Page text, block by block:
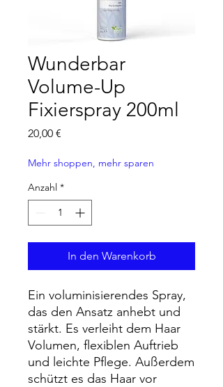
Wunderbar
Volume-Up
Fixierspray 200ml
20,00 €
Mehr shoppen, mehr sparen
Anzahl *
In den Warenkorb
Ein voluminisierendes Spray,
das den Ansatz anhebt und
stärkt. Es verleiht dem Haar
Volumen, flexiblen Auftrieb
und leichte Pflege. Außerdem
schützt es das Haar vor